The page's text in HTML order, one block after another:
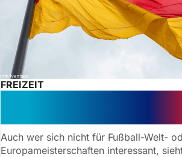
FREIZEIT
Auch wer sich nicht für Fußball-Welt-
Europameisterschaften interessant,